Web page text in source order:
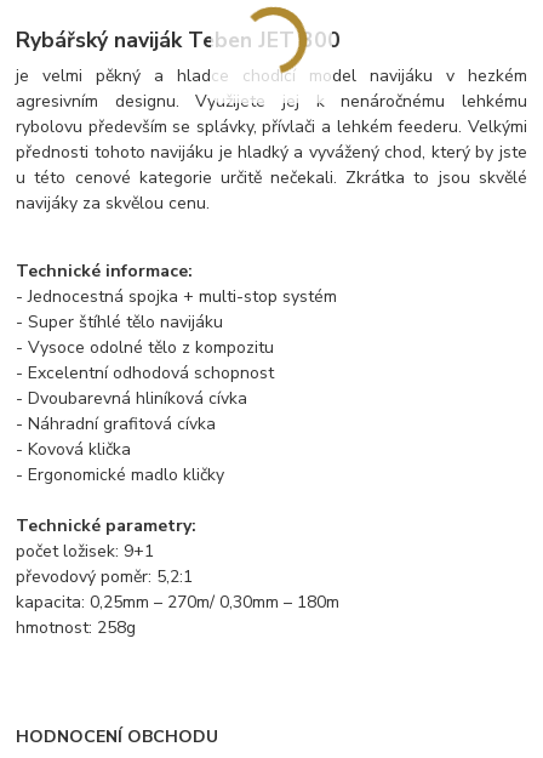
Rybářský naviják Teben JET 300
je velmi pěkný a hladce chodící model navijáku v hezkém
agresivním designu. Využijete jej k nenáročnému lehkému
rybolovu především se splávky, přívlači a lehkém feederu. Velkými
přednosti tohoto navijáku je hladký a vyvážený chod, který by jste
u této cenové kategorie určitě nečekali. Zkrátka to jsou skvělé
navijáky za skvělou cenu.
Technické informace:
- Jednocestná spojka + multi-stop systém
- Super štíhlé tělo navijáku
- Vysoce odolné tělo z kompozitu
- Excelentní odhodová schopnost
- Dvoubarevná hliníková cívka
- Náhradní grafitová cívka
- Kovová klička
- Ergonomické madlo kličky
Technické parametry:
počet ložisek: 9+1
převodový poměr: 5,2:1
kapacita: 0,25mm – 270m/ 0,30mm – 180m
hmotnost: 258g
HODNOCENÍ OBCHODU